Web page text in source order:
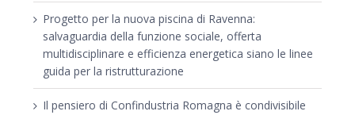
Progetto per la nuova piscina di Ravenna:
salvaguardia della funzione sociale, offerta
multidisciplinare e efficienza energetica siano le linee
guida per la ristrutturazione
Il pensiero di Confindustria Romagna è condivisibile